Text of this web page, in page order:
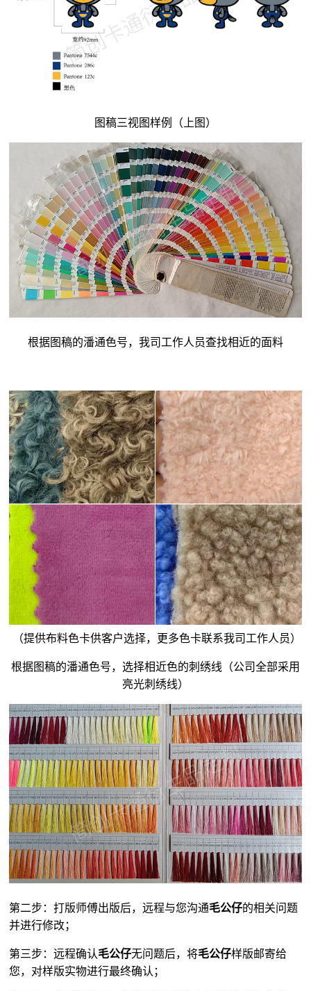
图稿三视图样例（上图）
根据图稿的潘通色号，我司工作人员查找相近的面料
（提供布料色卡供客户选择，更多色卡联系我司工作人员）
根据图稿的潘通色号，选择相近色的刺绣线（公司全部采用
亮光刺绣线）
第二步：打版师傅出版后，远程与您沟通毛公仔的相关问题
并进行修改；
第三步：远程确认毛公仔无问题后，将毛公仔样版邮寄给
您，对样版实物进行最终确认；